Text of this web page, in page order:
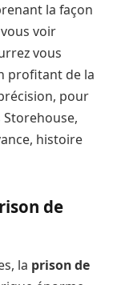
la façon
voir
vous
profitant de la
pour
histoire
de
la prison de